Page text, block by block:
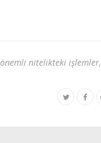
nitelikteki işlemler,